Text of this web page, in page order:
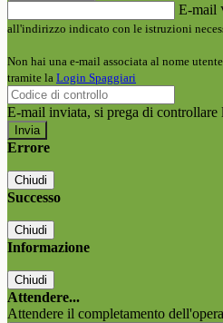
E-mail
all'indirizzo indicato con le istruzioni
Non hai una e-mail associata al nome
tramite la Login Spaggiari
E-mail inviata, si prega di controllare
Errore
Chiudi
Successo
Chiudi
Informazione
Chiudi
Attendere...
Attendere il completamento